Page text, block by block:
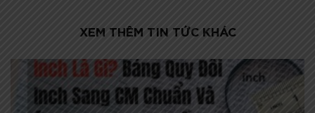
XEM THÊM TIN TỨC KHÁC